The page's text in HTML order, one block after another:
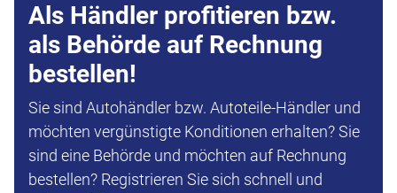
Als Händler profitieren bzw.
als Behörde auf Rechnung
bestellen!
Sie sind Autohändler bzw. Autoteile-Händler und
möchten vergünstigte Konditionen erhalten? Sie
sind eine Behörde und möchten auf Rechnung
bestellen? Registrieren Sie sich schnell und